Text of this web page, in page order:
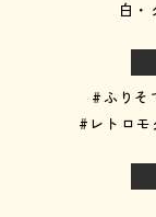
白・
#ふりそ
#レトロモ